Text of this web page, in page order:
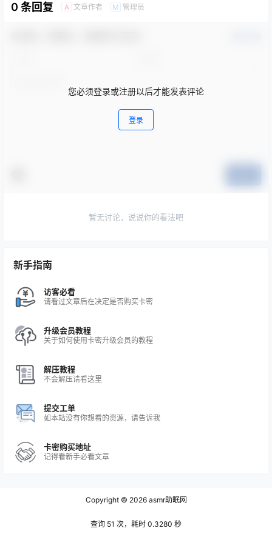
0 条回复 A 文章作者 M 管理员
您必须登录或注册以后才能发表评论
登录
暂无讨论，说说你的看法吧
新手指南
访客必看
请看过文章后在决定是否购买卡密
升级会员教程
关于如何使用卡密升级会员的教程
解压教程
不会解压请看这里
提交工单
如本站没有你想看的资源，请告诉我
卡密购买地址
记得看新手必看文章
Copyright © 2026asmr助眠网
查询 51 次，耗时 0.3280 秒